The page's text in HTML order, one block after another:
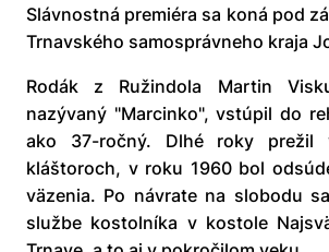
Slávnostná premiéra sa koná pod
Trnavského samosprávneho kraja
Rodák z Ružindola Martin
nazývaný "Marcinko", vstúpil do
ako 37-ročný. Dlhé roky prežil
kláštoroch, v roku 1960 bol
väzenia. Po návrate na slobodu
službe kostolníka v kostole